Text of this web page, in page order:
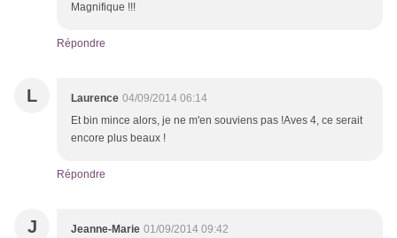
Magnifique !!!
Répondre
L Laurence 04/09/2014 06:14
Et bin mince alors, je ne m'en souviens pas !Aves 4, ce serait
encore plus beaux !
Répondre
J Jeanne-Marie 01/09/2014 09:42